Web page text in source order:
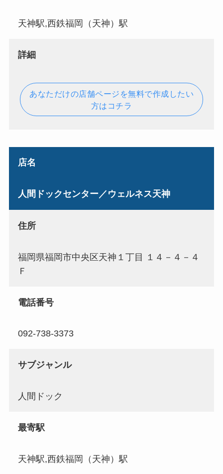
天神駅,西鉄福岡（天神）駅
詳細
あなただけの店舗ページを無料で作成したい
方はコチラ
店名
人間ドックセンター／ウェルネス天神
住所
福岡県福岡市中央区天神１丁目 １４－４－４
Ｆ
電話番号
092-738-3373
サブジャンル
人間ドック
最寄駅
天神駅,西鉄福岡（天神）駅